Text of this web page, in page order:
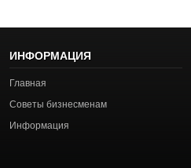
ИНФОРМАЦИЯ
Главная
Советы бизнесменам
Информация